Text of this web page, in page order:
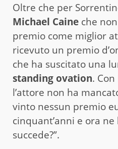
Oltre che per
Michael Caine che
premio come miglior
ricevuto un premio
che ha suscitato una
standing ovation.
l’attore non ha
vinto nessun premio
cinquant’anni e ora
succede?”.